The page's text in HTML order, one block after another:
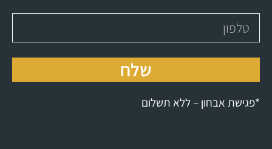
שלח
*פגישת אבחון – ללא תשלום